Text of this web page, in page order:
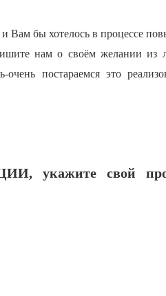
Вам бы хотелось в процессе
нам о своём желании из
постараемся это
укажите свой